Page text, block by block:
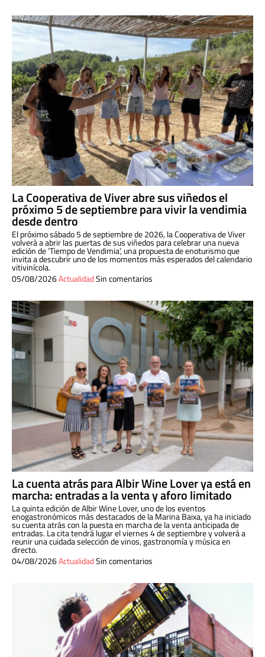
La Cooperativa de Viver abre sus viñedos el
próximo 5 de septiembre para vivir la vendimia
desde dentro
El próximo sábado 5 de septiembre de 2026, la Cooperativa de Viver
volverá a abrir las puertas de sus viñedos para celebrar una nueva
edición de ‘Tiempo de Vendimia’, una propuesta de enoturismo que
invita a descubrir uno de los momentos más esperados del calendario
vitivinícola.
05/08/2026ActualidadSin comentarios
La cuenta atrás para Albir Wine Lover ya está en
marcha: entradas a la venta y aforo limitado
La quinta edición de Albir Wine Lover, uno de los eventos
enogastronómicos más destacados de la Marina Baixa, ya ha iniciado
su cuenta atrás con la puesta en marcha de la venta anticipada de
entradas. La cita tendrá lugar el viernes 4 de septiembre y volverá a
reunir una cuidada selección de vinos, gastronomía y música en
directo.
04/08/2026ActualidadSin comentarios